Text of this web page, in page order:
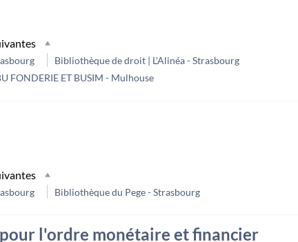
Bibliothèque de droit | L'Alinéa - Strasbourg
FONDERIE ET BUSIM - Mulhouse
Bibliothèque du Pege - Strasbourg
l'ordre monétaire et financier